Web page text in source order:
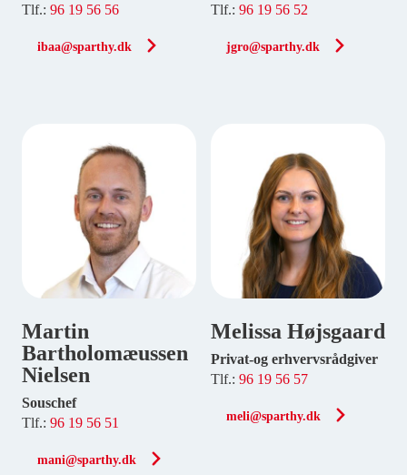
Tlf.: 96 19 56 56
ibaa@sparthy.dk
Tlf.: 96 19 56 52
jgro@sparthy.dk
Martin
Bartholomæussen
Nielsen
Souschef
Tlf.: 96 19 56 51
mani@sparthy.dk
Melissa Højsgaard
Privat-og erhvervsrådgiver
Tlf.: 96 19 56 57
meli@sparthy.dk